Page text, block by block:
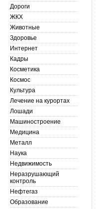
Дороги
ЖКХ
Животные
Здоровье
Интернет
Кадры
Косметика
Космос
Культура
Лечение на курортах
Лошади
Машиностроение
Медицина
Металл
Наука
Недвижимость
Неразрушающий
контроль
Нефтегаз
Образование